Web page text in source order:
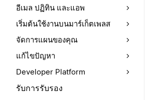
อีเมล ปฏิทิน และแอพ
เริ่มต้นใช้งานบนมาร์เก็ตเพลส
จัดการแผนของคุณ
แก้ไขปัญหา
Developer Platform
รับการรับรอง